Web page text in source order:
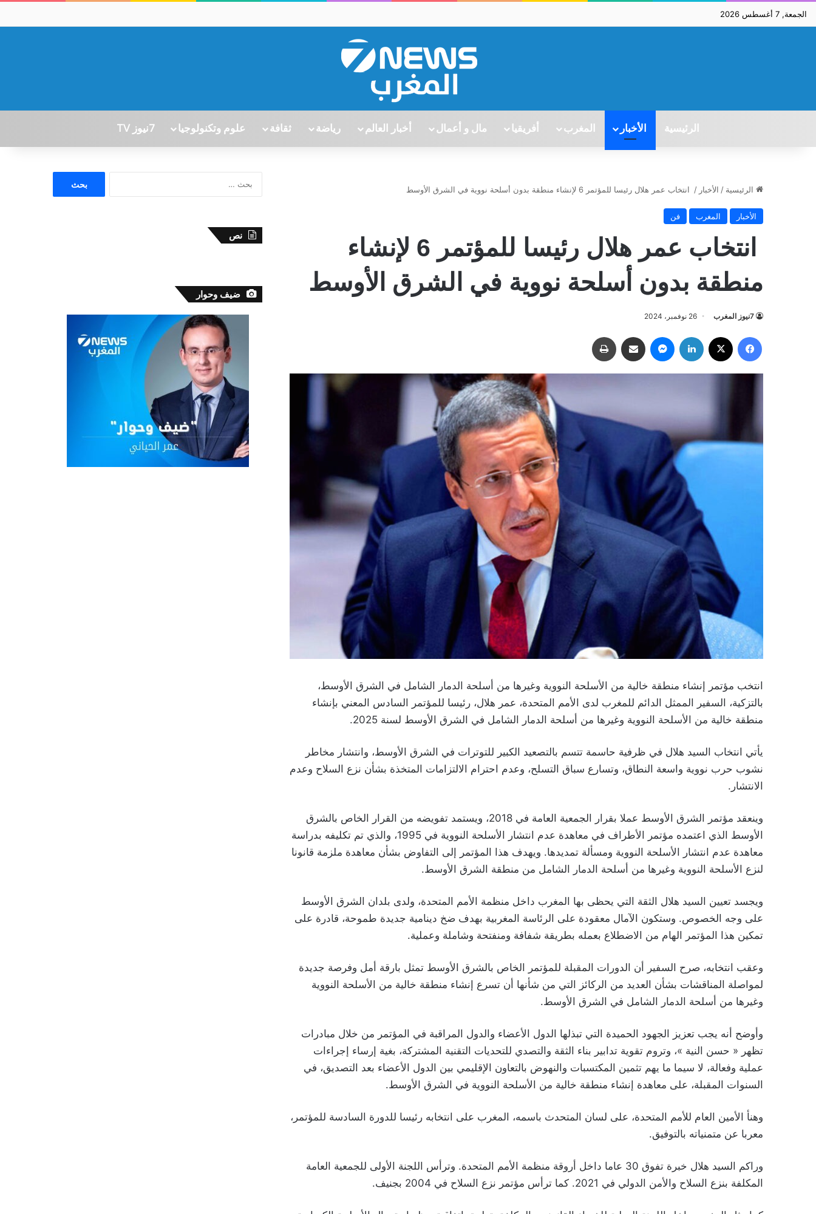
الجمعة, 7 أغسطس 2026
الرئيسية الأخبار المغرب أفريقيا مال و أعمال أخبار العالم رياضة ثقافة علوم وتكنولوجيا 7نيوز TV
الرئيسية / الأخبار / انتخاب عمر هلال رئيسا للمؤتمر 6 لإنشاء منطقة بدون أسلحة نووية في الشرق الأوسط
الأخبار المغرب فن
انتخاب عمر هلال رئيسا للمؤتمر 6 لإنشاء
منطقة بدون أسلحة نووية في الشرق الأوسط
7نيوز المغرب 26 نوفمبر، 2024
انتخب مؤتمر إنشاء منطقة خالية من الأسلحة النووية وغيرها من أسلحة الدمار الشامل في الشرق الأوسط،
بالتزكية، السفير الممثل الدائم للمغرب لدى الأمم المتحدة، عمر هلال، رئيسا للمؤتمر السادس المعني بإنشاء
منطقة خالية من الأسلحة النووية وغيرها من أسلحة الدمار الشامل في الشرق الأوسط لسنة 2025.
يأتي انتخاب السيد هلال في ظرفية حاسمة تتسم بالتصعيد الكبير للتوترات في الشرق الأوسط، وانتشار مخاطر
نشوب حرب نووية واسعة النطاق، وتسارع سباق التسلح، وعدم احترام الالتزامات المتخذة بشأن نزع السلاح وعدم
الانتشار.
وينعقد مؤتمر الشرق الأوسط عملا بقرار الجمعية العامة في 2018، ويستمد تفويضه من القرار الخاص بالشرق
الأوسط الذي اعتمده مؤتمر الأطراف في معاهدة عدم انتشار الأسلحة النووية في 1995، والذي تم تكليفه بدراسة
معاهدة عدم انتشار الأسلحة النووية ومسألة تمديدها. ويهدف هذا المؤتمر إلى التفاوض بشأن معاهدة ملزمة قانونا
لنزع الأسلحة النووية وغيرها من أسلحة الدمار الشامل من منطقة الشرق الأوسط.
ويجسد تعيين السيد هلال الثقة التي يحظى بها المغرب داخل منظمة الأمم المتحدة، ولدى بلدان الشرق الأوسط
على وجه الخصوص. وستكون الآمال معقودة على الرئاسة المغربية بهدف ضخ دينامية جديدة طموحة، قادرة على
تمكين هذا المؤتمر الهام من الاضطلاع بعمله بطريقة شفافة ومنفتحة وشاملة وعملية.
وعقب انتخابه، صرح السفير أن الدورات المقبلة للمؤتمر الخاص بالشرق الأوسط تمثل بارقة أمل وفرصة جديدة
لمواصلة المناقشات بشأن العديد من الركائز التي من شأنها أن تسرع إنشاء منطقة خالية من الأسلحة النووية
وغيرها من أسلحة الدمار الشامل في الشرق الأوسط.
وأوضح أنه يجب تعزيز الجهود الحميدة التي تبذلها الدول الأعضاء والدول المراقبة في المؤتمر من خلال مبادرات
تظهر « حسن النية »، وتروم تقوية تدابير بناء الثقة والتصدي للتحديات التقنية المشتركة، بغية إرساء إجراءات
عملية وفعالة، لا سيما ما يهم تثمين المكتسبات والنهوض بالتعاون الإقليمي بين الدول الأعضاء بعد التصديق، في
السنوات المقبلة، على معاهدة إنشاء منطقة خالية من الأسلحة النووية في الشرق الأوسط.
وهنأ الأمين العام للأمم المتحدة، على لسان المتحدث باسمه، المغرب على انتخابه رئيسا للدورة السادسة للمؤتمر،
معربا عن متمنياته بالتوفيق.
وراكم السيد هلال خبرة تفوق 30 عاما داخل أروقة منظمة الأمم المتحدة. وترأس اللجنة الأولى للجمعية العامة
المكلفة بنزع السلاح والأمن الدولي في 2021. كما ترأس مؤتمر نزع السلاح في 2004 بجنيف.
نص
ضيف وحوار